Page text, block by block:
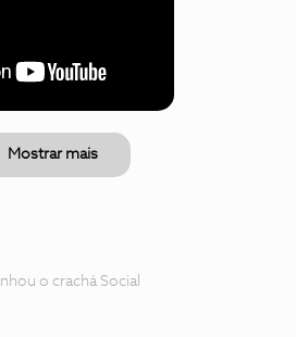
Mostrar mais
o crachá Social